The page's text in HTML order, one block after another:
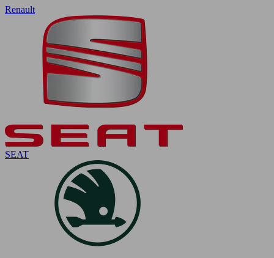
Renault
SEAT